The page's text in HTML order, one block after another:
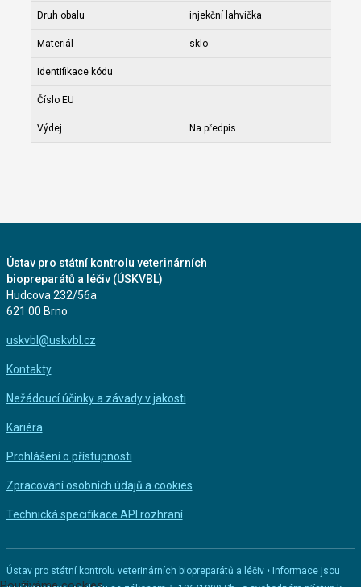
Druh obalu injekční lahvička
Materiál sklo
Identifikace kódu
Číslo EU
Výdej Na předpis
Ústav pro státní kontrolu veterinárních
biopreparátů a léčiv (ÚSKVBL)
Hudcova 232/56a
621 00 Brno
uskvbl@uskvbl.cz
Kontakty
Nežádoucí účinky a závady v jakosti
Kariéra
Prohlášení o přístupnosti
Zpracování osobních údajů a cookies
Technická specifikace API rozhraní
Ústav pro státní kontrolu veterinárních biopreparátů a léčiv • Informace jsou